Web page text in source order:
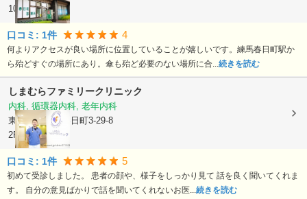
102号
口コミ: 1件 4
何よりアクセスが良い場所に位置していることが嬉しいです。練馬春日町駅か
ら殆どすぐの場所にあり。傘も殆ど必要のない場所に合... 続きを読む
しまむらファミリークリニック
内科, 循環器内科, 老年内科
東京都練馬区春日町3-29-8
2F
口コミ: 1件 5
初めて受診しました。 患者の顔や、様子をしっかり見て 話を良く聞いてくれま
す。 自分の意見ばかりで話を聞いてくれないお医... 続きを読む